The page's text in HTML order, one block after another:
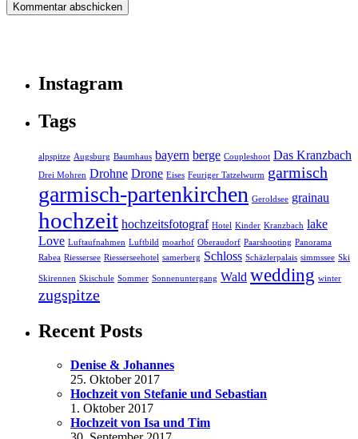
Instagram
Tags
alpspitze Augsburg Baumhaus bayern berge Coupleshoot Das Kranzbach
Drei Mohren Drohne Drone Eises Feuriger Tatzelwurm garmisch
garmisch-partenkirchen Geroldsee grainau
hochzeit hochzeitsfotograf Hotel Kinder Kranzbach lake
Love Luftaufnahmen Luftbild moarhof Oberaudorf Paarshooting Panorama
Rabea Riessersee Riesserseehotel samerberg Schloss Schäzlerpalais simmssee Ski
Skirennen Skischule Sommer Sonnenuntergang Wald wedding winter
zugspitze
Recent Posts
Denise & Johannes
25. Oktober 2017
Hochzeit von Stefanie und Sebastian
1. Oktober 2017
Hochzeit von Isa und Tim